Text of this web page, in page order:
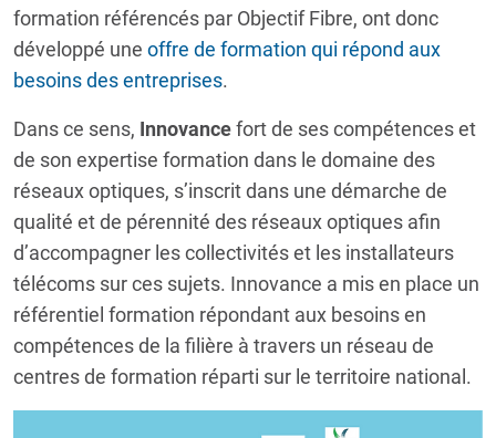
formation référencés par Objectif Fibre, ont donc
développé une offre de formation qui répond aux
besoins des entreprises.
Dans ce sens, Innovancefort de ses compétences et
de son expertise formation dans le domaine des
réseaux optiques, s’inscrit dans une démarche de
qualité et de pérennité des réseaux optiques afin
d’accompagner les collectivités et les installateurs
télécoms sur ces sujets. Innovance a mis en place un
référentiel formation répondant aux besoins en
compétences de la filière à travers un réseau de
centres de formation réparti sur le territoire national.